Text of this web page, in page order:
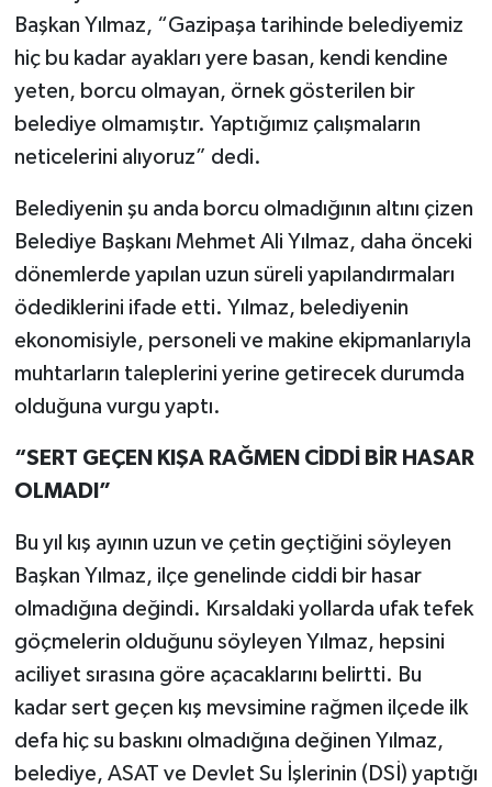
Başkan Yılmaz, “Gazipaşa tarihinde belediyemiz
hiç bu kadar ayakları yere basan, kendi kendine
yeten, borcu olmayan, örnek gösterilen bir
belediye olmamıştır. Yaptığımız çalışmaların
neticelerini alıyoruz” dedi.
Belediyenin şu anda borcu olmadığının altını çizen
Belediye Başkanı Mehmet Ali Yılmaz, daha önceki
dönemlerde yapılan uzun süreli yapılandırmaları
ödediklerini ifade etti. Yılmaz, belediyenin
ekonomisiyle, personeli ve makine ekipmanlarıyla
muhtarların taleplerini yerine getirecek durumda
olduğuna vurgu yaptı.
“SERT GEÇEN KIŞA RAĞMEN CİDDİ BİR HASAR
OLMADI”
Bu yıl kış ayının uzun ve çetin geçtiğini söyleyen
Başkan Yılmaz, ilçe genelinde ciddi bir hasar
olmadığına değindi. Kırsaldaki yollarda ufak tefek
göçmelerin olduğunu söyleyen Yılmaz, hepsini
aciliyet sırasına göre açacaklarını belirtti. Bu
kadar sert geçen kış mevsimine rağmen ilçede ilk
defa hiç su baskını olmadığına değinen Yılmaz,
belediye, ASAT ve Devlet Su İşlerinin (DSİ) yaptığı